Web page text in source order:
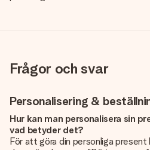
Frågor och svar
Personalisering &
Hur kan man personalisera sin
vad betyder det?
För att göra din personliga